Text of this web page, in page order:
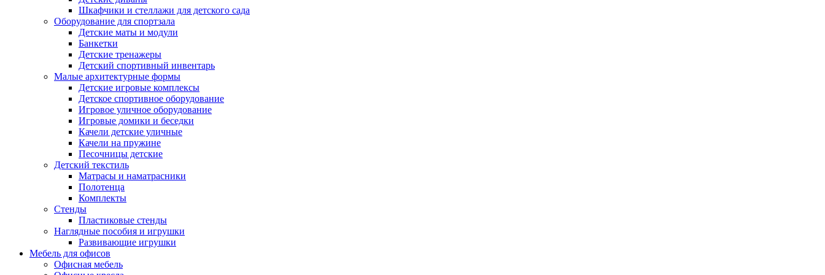
Шкафчики и стеллажи для детского сада
Оборудование для спортзала
Детские маты и модули
Банкетки
Детские тренажеры
Детский спортивный инвентарь
Малые архитектурные формы
Детские игровые комплексы
Детское спортивное оборудование
Игровое уличное оборудование
Игровые домики и беседки
Качели детские уличные
Качели на пружине
Песочницы детские
Детский текстиль
Матрасы и наматрасники
Полотенца
Комплекты
Стенды
Пластиковые стенды
Наглядные пособия и игрушки
Развивающие игрушки
Мебель для офисов
Офисная мебель